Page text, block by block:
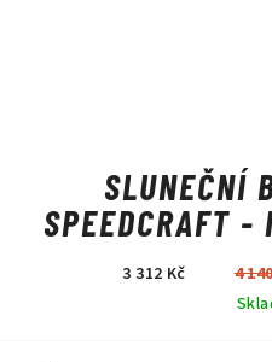
SLUNEČNÍ
SPEEDCRAFT -
WHITE/HIPER
3 312 Kč 4